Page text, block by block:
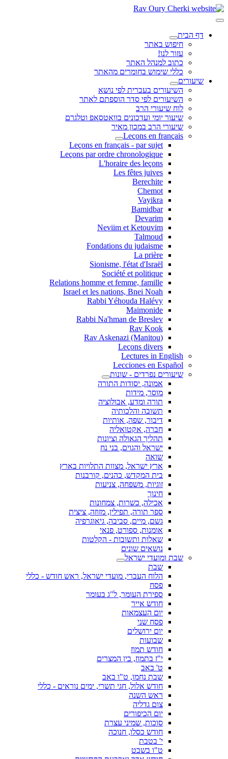
דף הבית
חיפוש באתר
עזור לנו!
כתוב למנהל האתר
כללי שימוש בחומרים מהאתר
שיעורים
השיעורים בעברית לפי נושא
השיעורים לפי סדר הוספתם לאתר
לוח שיעורי הרב
שיעור יומי ועדכונים בוואטסאפ וטלגרם
שיעורי הרב במכון מאיר
Leçons en français
Leçons en français - par sujet
Leçons par ordre chronologique
L'horaire des leçons
Les fêtes juives
Berechite
Chemot
Vayikra
Bamidbar
Devarim
Neviim et Ketouvim
Talmoud
Fondations du judaisme
La prière
Sionisme, l'état d'Israël
Société et politique
Relations homme et femme, famille
Israel et les nations, Bnei Noah
Rabbi Yéhouda Halévy
Maimonide
Rabbi Na'hman de Breslev
Rav Kook
(Rav Askenazi (Manitou
Leçons divers
Lectures in English
Lecciones en Español
שיעורים נפרדים - שונות
אמונה, יסודות התורה
מוסר, מידות
תורה ומדע, אבולוציה
תשובה והלכותיה
דיבור, שפה, אותיות
חברה, אקטואליה
תהליך הגאולה וציונות
ישראל והגוים, בני נח
שואה
ארץ ישראל, מצוות התלויות בארץ
בית המקדש, כהנים, קורבנות
זוגיות, משפחה, צניעות
חינוך
אכילה, כשרות, צמחונות
ספר תורה, תפילין, מזוזה, ציצית
גשם, מיים, סביבה, גיאוגרפיה
אומנות, ספורט, פנאי
שאלות ותשובות - הקלטות
נושאים שונים
שבת ומועדי ישראל
שבת
הלוח העברי, מועדי ישראל, ראש חודש - כללי
פסח
ספירת העומר, ל"ג בעומר
חודש אייר
יום העצמאות
פסח שני
יום ירושלים
שבועות
חודש תמוז
י"ז בתמוז, בין המצרים
ט' באב
שבת נחמו, ט"ו באב
חודש אלול, חגי תשרי, ימים נוראים - כללי
ראש השנה
צום גדליה
יום הכיפורים
סוכות, שמיני עצרת
חודש כסלו, חנוכה
י' בטבת
ט"ו בשבט